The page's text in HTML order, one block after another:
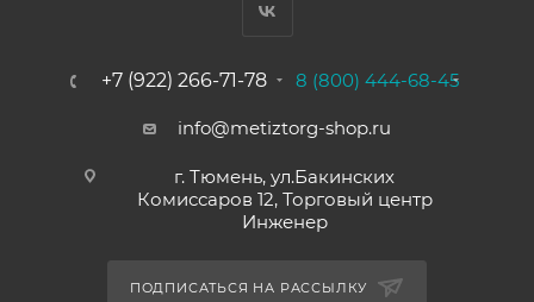
+7 (922) 266-71-78 8 (800) 444-68-45
info@metiztorg-shop.ru
г. Тюмень, ул.Бакинских
Комиссаров 12, Торговый центр
Инженер
ПОДПИСАТЬСЯ НА РАССЫЛКУ